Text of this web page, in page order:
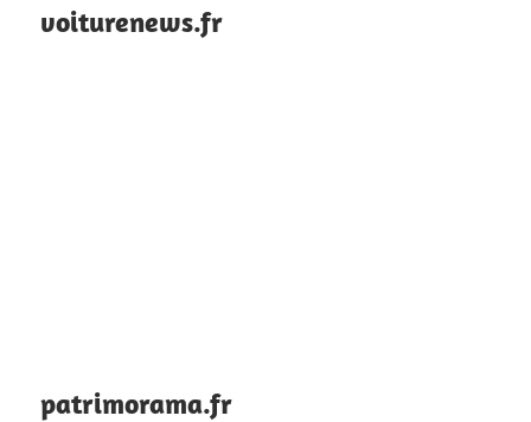
voiturenews.fr
patrimorama.fr